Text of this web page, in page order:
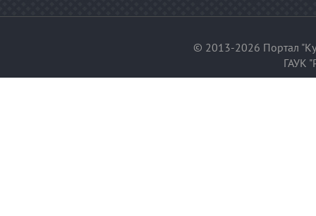
© 2013-2026 Портал
ГАУК